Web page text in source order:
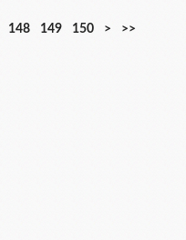
148 149 150
1
1
1
1
2
> >>